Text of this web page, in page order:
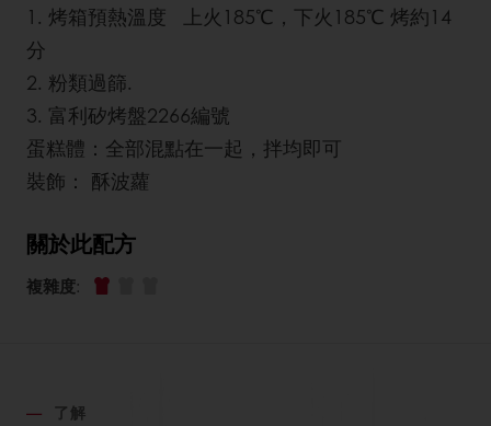
1. 烤箱預熱溫度 上火185℃，下火185℃ 烤約14
分
2. 粉類過篩.
3. 富利矽烤盤2266編號
蛋糕體：全部混點在一起，拌均即可
裝飾： 酥波蘿
關於此配方
複雜度:
了解